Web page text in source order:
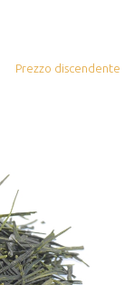
Prezzo discendente